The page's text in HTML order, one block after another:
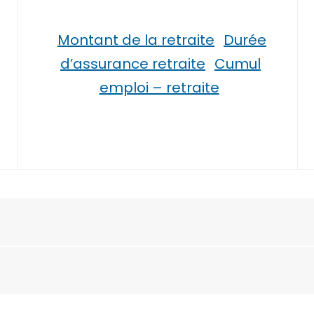
Montant de la retraite Durée
d’assurance retraite Cumul
emploi – retraite